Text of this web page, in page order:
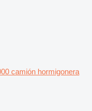
camión hormigonera